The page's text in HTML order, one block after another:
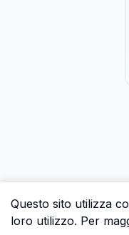
Questo sito utilizza
loro utilizzo. Per